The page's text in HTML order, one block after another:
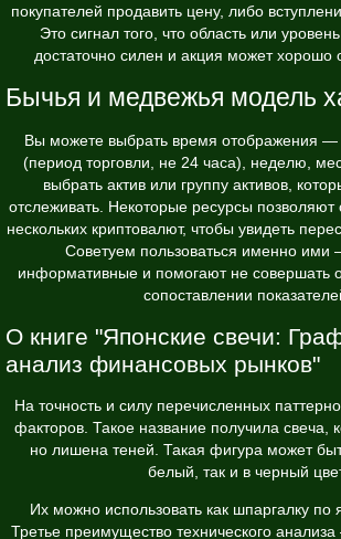
покупателей продавить цену, либо
Это сигнал того, что область или
достаточно силен и акция может хорошо
Бычья и медвежья модель
Вы можете выбрать время отображения —
(период торговли, не 24 часа), неделю,
выбрать актив или группу активов,
отслеживать. Некоторые ресурсы позволяют
нескольких криптовалют, чтобы увидеть
Советуем пользоваться именно ими
информативные и помогают не совершать
сопоставлении
О книге "Японские свечи:
анализ финансовых рынков"
На точность и силу перечисленных
факторов. Такое название получила свеча,
но лишена теней. Такая фигура может
белый, так и в черный
Их можно использовать как шпаргалку по
Третье преимущество технического